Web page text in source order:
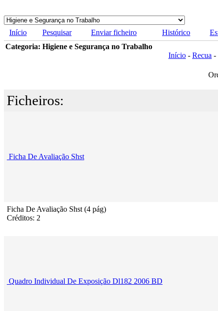
Início Pesquisar Enviar ficheiro Histórico
Categoria: Higiene e Segurança no Trabalho
Início - Recua -
Ficheiros:
Ficha De Avaliação Shst
Ficha De Avaliação Shst (4 pág)
Créditos: 2
Quadro Individual De Exposição Dl182 2006 BD